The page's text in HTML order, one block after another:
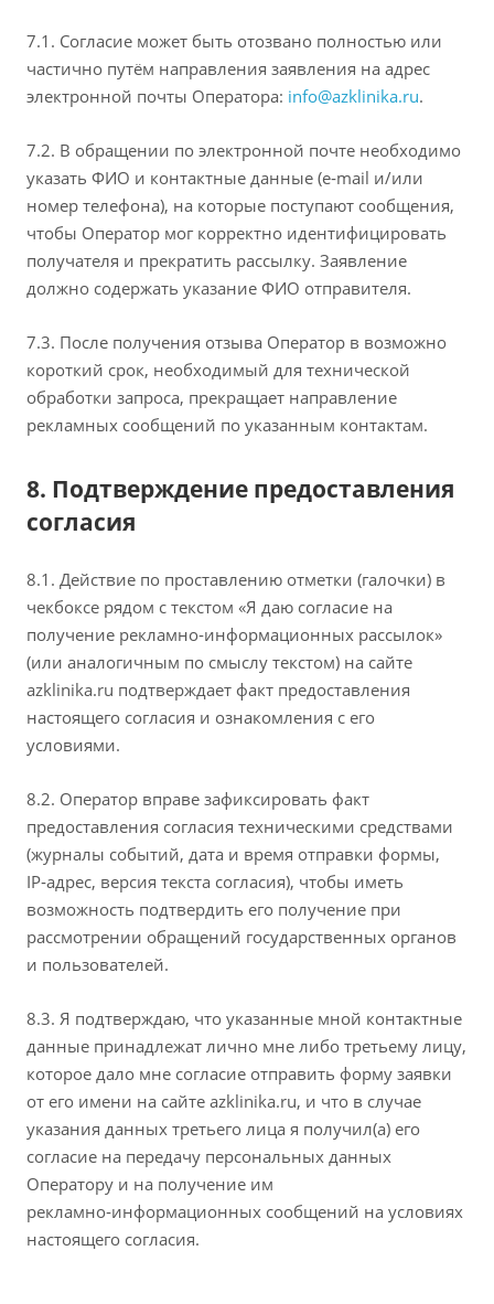
7.1. Согласие может быть отозвано полностью или
частично путём направления заявления на адрес
электронной почты Оператора: info@azklinika.ru.
7.2. В обращении по электронной почте необходимо
указать ФИО и контактные данные (e‑mail и/или
номер телефона), на которые поступают сообщения,
чтобы Оператор мог корректно идентифицировать
получателя и прекратить рассылку. Заявление
должно содержать указание ФИО отправителя.
7.3. После получения отзыва Оператор в возможно
короткий срок, необходимый для технической
обработки запроса, прекращает направление
рекламных сообщений по указанным контактам.
8. Подтверждение предоставления
согласия
8.1. Действие по проставлению отметки (галочки) в
чекбоксе рядом с текстом «Я даю согласие на
получение рекламно‑информационных рассылок»
(или аналогичным по смыслу текстом) на сайте
azklinika.ru подтверждает факт предоставления
настоящего согласия и ознакомления с его
условиями.
8.2. Оператор вправе зафиксировать факт
предоставления согласия техническими средствами
(журналы событий, дата и время отправки формы,
IP‑адрес, версия текста согласия), чтобы иметь
возможность подтвердить его получение при
рассмотрении обращений государственных органов
и пользователей.
8.3. Я подтверждаю, что указанные мной контактные
данные принадлежат лично мне либо третьему лицу,
которое дало мне согласие отправить форму заявки
от его имени на сайте azklinika.ru, и что в случае
указания данных третьего лица я получил(а) его
согласие на передачу персональных данных
Оператору и на получение им
рекламно‑информационных сообщений на условиях
настоящего согласия.